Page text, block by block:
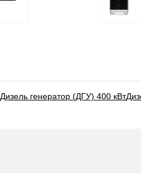
Дизель генератор (ДГУ) 400 кВт